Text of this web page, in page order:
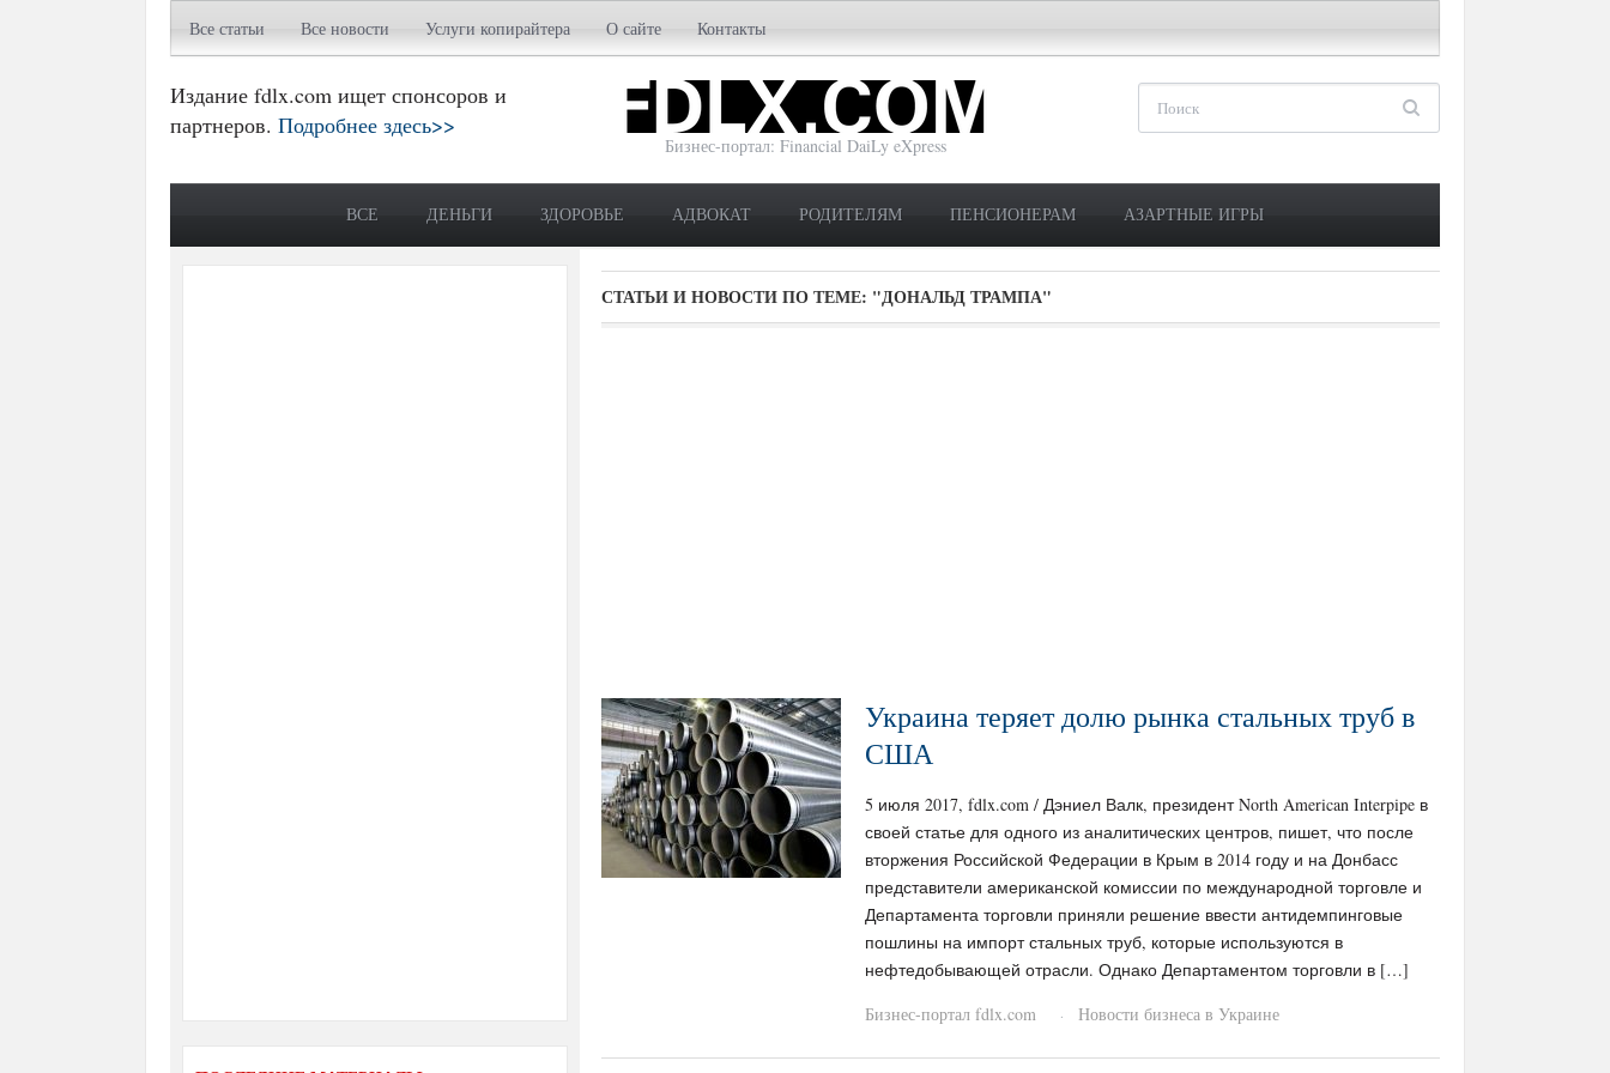
Все статьи Все новости Услуги копирайтера О сайте Контакты
Издание fdlx.com ищет спонсоров и
партнеров. Подробнее здесь>>
Бизнес-портал: Financial DaiLy eXpress
ВСЕ ДЕНЬГИ ЗДОРОВЬЕ АДВОКАТ РОДИТЕЛЯМ ПЕНСИОНЕРАМ АЗАРТНЫЕ ИГРЫ
СТАТЬИ И НОВОСТИ ПО ТЕМЕ: "ДОНАЛЬД ТРАМПА"
Украина теряет долю рынка стальных труб в
США
5 июля 2017, fdlx.com / Дэниел Валк, президент North American Interpipe в
своей статье для одного из аналитических центров, пишет, что после
вторжения Российской Федерации в Крым в 2014 году и на Донбасс
представители американской комиссии по международной торговле и
Департамента торговли приняли решение ввести антидемпинговые
пошлины на импорт стальных труб, которые используются в
нефтедобывающей отрасли. Однако Департаментом торговли в […]
Бизнес-портал fdlx.com
· Новости бизнеса в Украине